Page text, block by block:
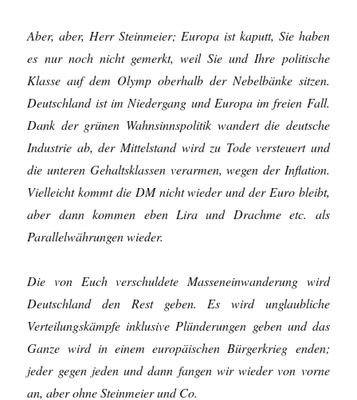
Aber, aber, Herr Steinmeier; Europa ist kaputt, Sie haben
es nur noch nicht gemerkt, weil Sie und Ihre politische
Klasse auf dem Olymp oberhalb der Nebelbänke sitzen.
Deutschland ist im Niedergang und Europa im freien Fall.
Dank der grünen Wahnsinnspolitik wandert die deutsche
Industrie ab, der Mittelstand wird zu Tode versteuert und
die unteren Gehaltsklassen verarmen, wegen der Inflation.
Vielleicht kommt die DM nicht wieder und der Euro bleibt,
aber dann kommen eben Lira und Drachme etc. als
Parallelwährungen wieder.
Die von Euch verschuldete Masseneinwanderung wird
Deutschland den Rest geben. Es wird unglaubliche
Verteilungskämpfe inklusive Plünderungen geben und das
Ganze wird in einem europäischen Bürgerkrieg enden;
jeder gegen jeden und dann fangen wir wieder von vorne
an, aber ohne Steinmeier und Co.